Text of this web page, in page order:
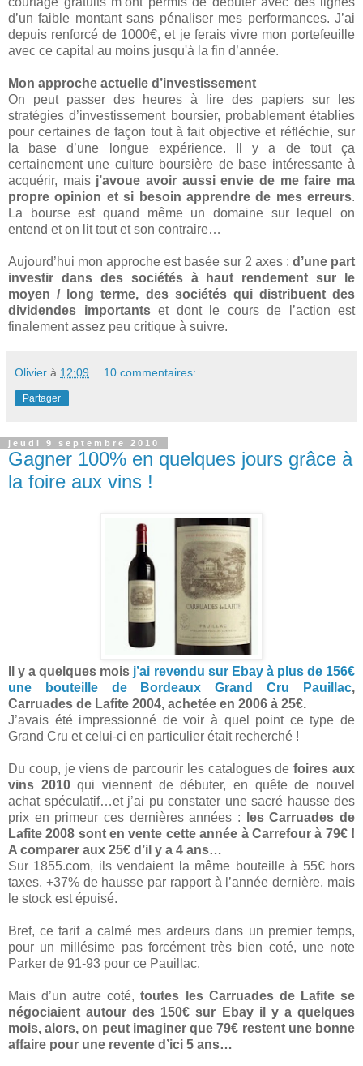
d’un faible montant sans pénaliser mes performances. J’ai
depuis renforcé de 1000€, et je ferais vivre mon portefeuille
avec ce capital au moins jusqu'à la fin d’année.
Mon approche actuelle d’investissement
On peut passer des heures à lire des papiers sur les
stratégies d’investissement boursier, probablement établies
pour certaines de façon tout à fait objective et réfléchie, sur
la base d’une longue expérience. Il y a de tout ça
certainement une culture boursière de base intéressante à
acquérir, mais j’avoue avoir aussi envie de me faire ma
propre opinion et si besoin apprendre de mes erreurs.
La bourse est quand même un domaine sur lequel on
entend et on lit tout et son contraire…
Aujourd’hui mon approche est basée sur 2 axes : d’une part
investir dans des sociétés à haut rendement sur le
moyen / long terme, des sociétés qui distribuent des
dividendes importantset dont le cours de l’action est
finalement assez peu critique à suivre.
Olivier à 12:09 10 commentaires:
Partager
jeudi 9 septembre 2010
Gagner 100% en quelques jours grâce à
la foire aux vins !
Il y a quelques mois j’ai revendu sur Ebay à plus de 156€
une bouteille de Bordeaux Grand Cru Pauillac,
Carruades de Lafite 2004, achetée en 2006 à 25€.
J’avais été impressionné de voir à quel point ce type de
Grand Cru et celui-ci en particulier était recherché !
Du coup, je viens de parcourir les catalogues defoires aux
vins 2010qui viennent de débuter, en quête de nouvel
achat spéculatif…et j’ai pu constater une sacré hausse des
prix en primeur ces dernières années :
les Carruades de
Lafite 2008 sont en vente cette année à Carrefour à 79€ !
A comparer aux 25€ d’il y a 4 ans…
Sur 1855.com, ils vendaient la même bouteille à 55€ hors
taxes, +37% de hausse par rapport à l’année dernière, mais
le stock est épuisé.
Bref, ce tarif a calmé mes ardeurs dans un premier temps,
pour un millésime pas forcément très bien coté, une note
Parker de 91-93 pour ce Pauillac.
Mais d’un autre coté,toutes les Carruades de Lafite se
négociaient autour des 150€ sur Ebay il y a quelques
mois, alors, on peut imaginer que 79€ restent une bonne
affaire pour une revente d’ici 5 ans…